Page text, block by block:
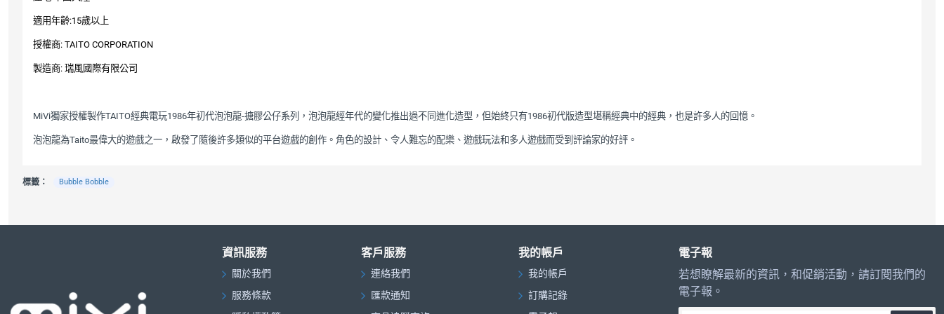
適用年齡:15歲以上
授權商: TAITO CORPORATION
製造商: 瑞風國際有限公司
MiVi獨家授權製作TAITO經典電玩1986年初代泡泡龍-搪膠公仔系列，泡泡龍經年代的變化推出過不同進化造型，但始終只有1986初代版造型堪稱經典中的經典，也是許多人的回憶。
泡泡龍為Taito最偉大的遊戲之一，啟發了隨後許多類似的平台遊戲的創作。角色的設計、令人難忘的配樂、遊戲玩法和多人遊戲而受到評論家的好評。
標籤： Bubble Bobble
資訊服務
關於我們
服務條款
客戶服務
連絡我們
匯款通知
我的帳戶
我的帳戶
訂購記錄
電子報
若想瞭解最新的資訊，和促銷活動，請訂閱我們的
電子報。